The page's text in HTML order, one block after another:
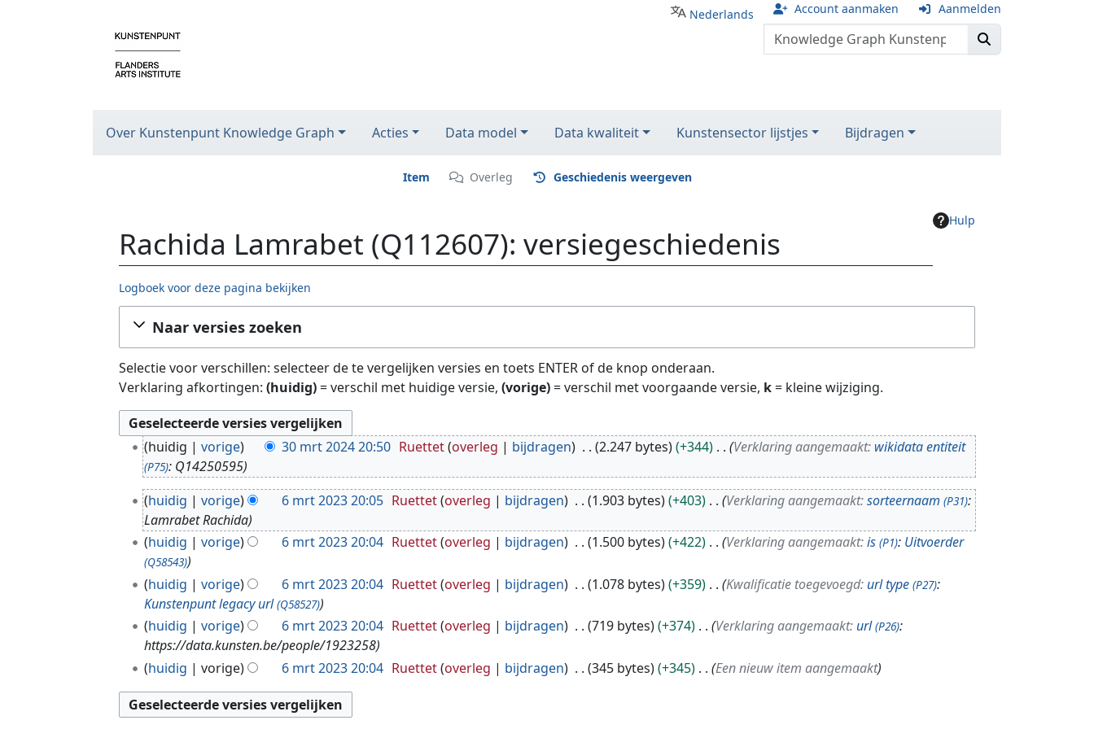
Nederlands Account aanmaken Aanmelden
Over Kunstenpunt Knowledge Graph Acties Data model Data kwaliteit Kunstensector lijstjes Bijdragen
Item Overleg Geschiedenis weergeven
Hulp
Rachida Lamrabet (Q112607): versiegeschiedenis
Logboek voor deze pagina bekijken
Ga naar:navigatie,zoeken
Naar versies zoeken
Selectie voor verschillen: selecteer de te vergelijken versies en toets ENTER of de knop onderaan.
Verklaring afkortingen: (huidig)= verschil met huidige versie, (vorige)= verschil met voorgaande versie, k= kleine wijziging.
huidig vorige 30 mrt 2024 20:50 Ruettet overleg bijdragen 2.247 bytes +344 Verklaring aangemaakt: wikidata entiteit
(P75): Q14250595
huidig vorige 6 mrt 2023 20:05 Ruettet overleg bijdragen 1.903 bytes +403 Verklaring aangemaakt:sorteernaam (P31):
Lamrabet Rachida
huidig
vorige 6 mrt 2023 20:04 Ruettet overleg bijdragen 1.500 bytes +422 Verklaring aangemaakt:is (P1): Uitvoerder
(Q58543)
huidig vorige 6 mrt 2023 20:04 Ruettet overleg bijdragen 1.078 bytes +359 Kwalificatie toegevoegd: url type (P27):
Kunstenpunt legacy url (Q58527)
huidig vorige 6 mrt 2023 20:04 Ruettet overleg bijdragen 719 bytes +374 Verklaring aangemaakt: url (P26):
https://data.kunsten.be/people/1923258
huidig
vorige 6 mrt 2023 20:04 Ruettet overleg bijdragen 345 bytes +345 Een nieuw item aangemaakt